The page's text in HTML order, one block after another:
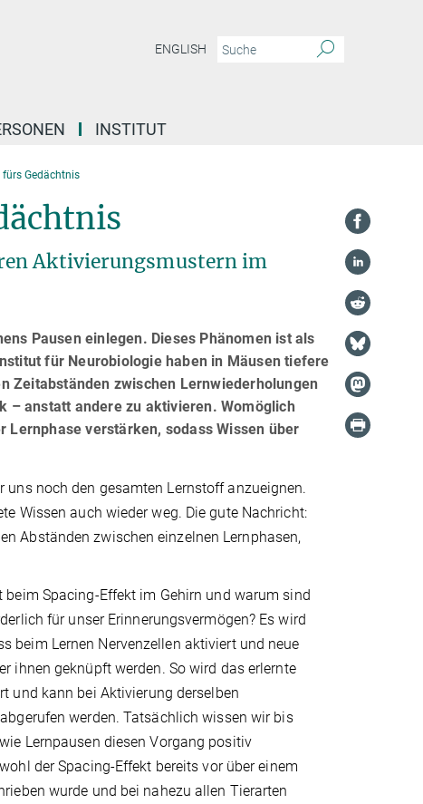
ENGLISH
INSTITUT
Gedächtnis
Aktivierungsmustern im
Pausen einlegen. Dieses Phänomen ist als
für Neurobiologie haben in Mäusen tiefere
Zeitabständen zwischen Lernwiederholungen
– anstatt andere zu aktivieren. Womöglich
verstärken, sodass Wissen über
uns noch den gesamten Lernstoff anzueignen.
Wissen auch wieder weg. Die gute Nachricht:
Abständen zwischen einzelnen Lernphasen,
beim Spacing-Effekt im Gehirn und warum sind
für unser Erinnerungsvermögen? Es wird
beim Lernen Nervenzellen aktiviert und neue
ihnen geknüpft werden. So wird das erlernte
und kann bei Aktivierung derselben
werden. Tatsächlich wissen wir bis
Lernpausen diesen Vorgang positiv
der Spacing-Effekt bereits vor über einem
wurde und bei nahezu allen Tierarten